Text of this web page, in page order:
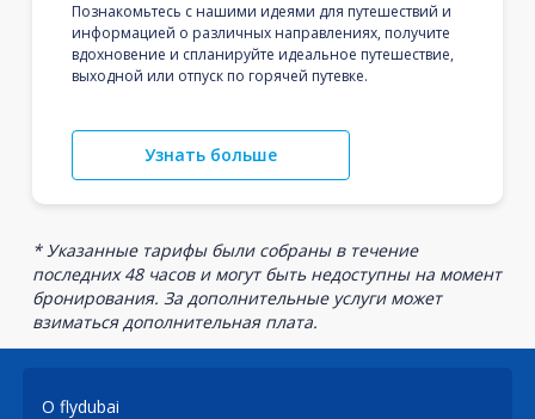
Познакомьтесь с нашими идеями для путешествий и
информацией о различных направлениях, получите
вдохновение и спланируйте идеальное путешествие,
выходной или отпуск по горячей путевке.
Узнать больше
* Указанные тарифы были собраны в течение
последних 48 часов и могут быть недоступны на момент
бронирования. За дополнительные услуги может
взиматься дополнительная плата.
О flydubai